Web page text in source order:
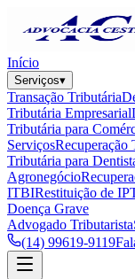
Início
Serviços▾
Transação Tributária
Tributária Empresarial
Tributária para
ServiçosRecuperação
Tributária para
Agronegócio
ITBIRestituição de
Doença Grave
Advogado Tributarista
(14) 99619-9119